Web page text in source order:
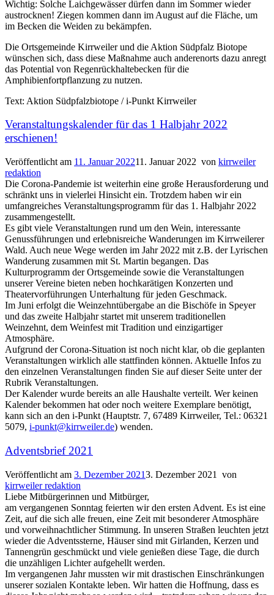
Wichtig: Solche Laichgewässer dürfen dann im Sommer wieder
austrocknen! Ziegen kommen dann im August auf die Fläche, um
im Becken die Weiden zu bekämpfen.
Die Ortsgemeinde Kirrweiler und die Aktion Südpfalz Biotope
wünschen sich, dass diese Maßnahme auch anderenorts dazu anregt
das Potential von Regenrückhaltebecken für die
Amphibienfortpflanzung zu nutzen.
Text: Aktion Südpfalzbiotope / i-Punkt Kirrweiler
Veranstaltungskalender für das 1 Halbjahr 2022
erschienen!
Veröffentlicht am 11. Januar 202211. Januar 2022 von kirrweiler
redaktion
Die Corona-Pandemie ist weiterhin eine große Herausforderung und
schränkt uns in vielerlei Hinsicht ein. Trotzdem haben wir ein
umfangreiches Veranstaltungsprogramm für das 1. Halbjahr 2022
zusammengestellt.
Es gibt viele Veranstaltungen rund um den Wein, interessante
Genussführungen und erlebnisreiche Wanderungen im Kirrweilerer
Wald. Auch neue Wege werden im Jahr 2022 mit z.B. der Lyrischen
Wanderung zusammen mit St. Martin begangen. Das
Kulturprogramm der Ortsgemeinde sowie die Veranstaltungen
unserer Vereine bieten neben hochkarätigen Konzerten und
Theatervorführungen Unterhaltung für jeden Geschmack.
Im Juni erfolgt die Weinzehntübergabe an die Bischöfe in Speyer
und das zweite Halbjahr startet mit unserem traditionellen
Weinzehnt, dem Weinfest mit Tradition und einzigartiger
Atmosphäre.
Aufgrund der Corona-Situation ist noch nicht klar, ob die geplanten
Veranstaltungen wirklich alle stattfinden können. Aktuelle Infos zu
den einzelnen Veranstaltungen finden Sie auf dieser Seite unter der
Rubrik Veranstaltungen.
Der Kalender wurde bereits an alle Haushalte verteilt. Wer keinen
Kalender bekommen hat oder noch weitere Exemplare benötigt,
kann sich an den i-Punkt (Hauptstr. 7, 67489 Kirrweiler, Tel.: 06321
5079, i-punkt@kirrweiler.de) wenden.
Adventsbrief 2021
Veröffentlicht am 3. Dezember 20213. Dezember 2021
von
kirrweiler redaktion
Liebe Mitbürgerinnen und Mitbürger,
am vergangenen Sonntag feierten wir den ersten Advent. Es ist eine
Zeit, auf die sich alle freuen, eine Zeit mit besonderer Atmosphäre
und vorweihnachtlicher Stimmung. In unseren Straßen leuchten jetzt
wieder die Adventssterne, Häuser sind mit Girlanden, Kerzen und
Tannengrün geschmückt und viele genießen diese Tage, die durch
die unzähligen Lichter aufgehellt werden.
Im vergangenen Jahr mussten wir mit drastischen Einschränkungen
unserer sozialen Kontakte leben. Wir hatten die Hoffnung, dass es